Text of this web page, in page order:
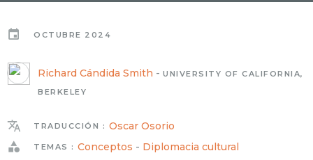
OCTUBRE 2024
Richard Cándida Smith - UNIVERSITY OF CALIFORNIA,
BERKELEY
TRADUCCIÓN : Oscar Osorio
TEMAS : Conceptos - Diplomacia cultural